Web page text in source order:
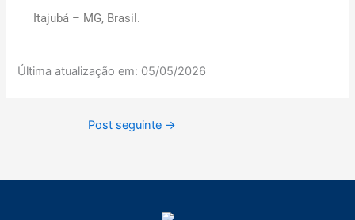
Itajubá – MG, Brasil.
Última atualização em: 05/05/2026
Post seguinte →